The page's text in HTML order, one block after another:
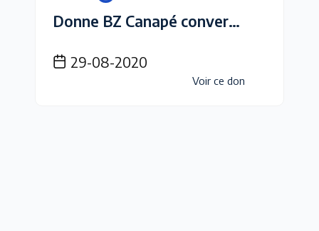
Donne BZ Canapé convertible
29-08-2020
Voir ce don